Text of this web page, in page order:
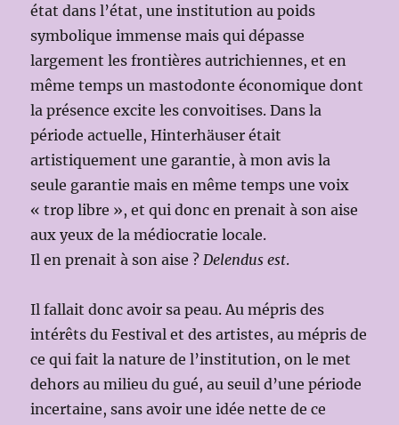
état dans l’état, une institution au poids
symbolique immense mais qui dépasse
largement les frontières autrichiennes, et en
même temps un mastodonte économique dont
la présence excite les convoitises. Dans la
période actuelle, Hinterhäuser était
artistiquement une garantie, à mon avis la
seule garantie mais en même temps une voix
« trop libre », et qui donc en prenait à son aise
aux yeux de la médiocratie locale.
Il en prenait à son aise ? Delendus est.
Il fallait donc avoir sa peau. Au mépris des
intérêts du Festival et des artistes, au mépris de
ce qui fait la nature de l’institution, on le met
dehors au milieu du gué, au seuil d’une période
incertaine, sans avoir une idée nette de ce